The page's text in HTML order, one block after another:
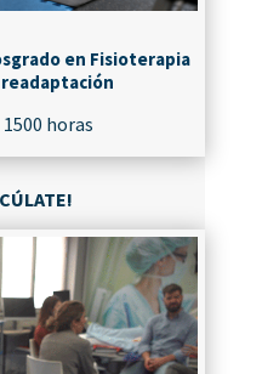
en Fisioterapia
horas